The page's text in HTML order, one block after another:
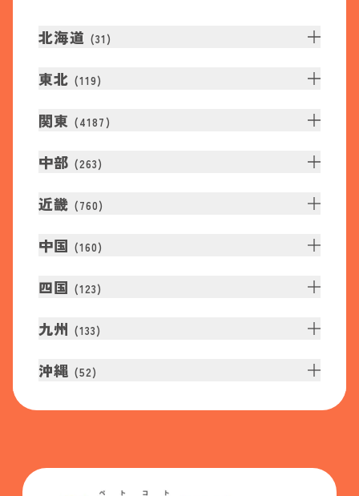
北海道 (31 )
東北 (119)
関東 (4187 )
中部 (263)
近畿 (760)
中国 (160)
四国 (123)
九州 (133)
沖縄 (52)